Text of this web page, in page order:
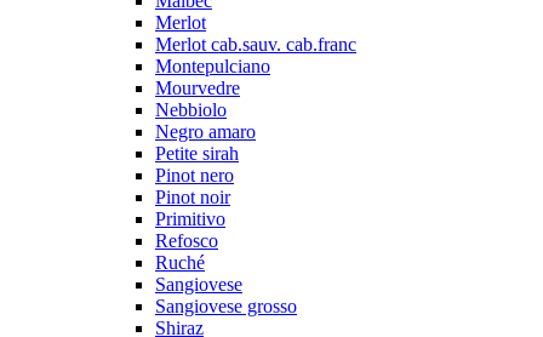
Merlot
Merlot cab.sauv. cab.franc
Montepulciano
Mourvedre
Nebbiolo
Negro amaro
Petite sirah
Pinot nero
Pinot noir
Primitivo
Refosco
Ruché
Sangiovese
Sangiovese grosso
Shiraz